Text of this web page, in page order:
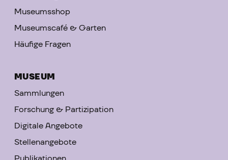
Museumsshop
Museumscafé & Garten
Häufige Fragen
MUSEUM
Sammlungen
Forschung & Partizipation
Digitale Angebote
Stellenangebote
Publikationen